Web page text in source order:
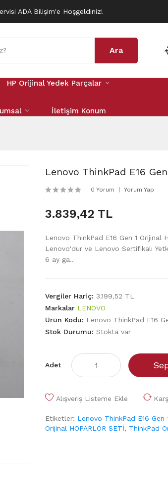
ADA Bilişim'e Hoşgeldiniz!
Ara
HP Orijinal Yedek Parçalar
İletişim Konum
Lenovo ThinkPad E16
0 Yorum Yorum Yap
3.839,42 TL
Lenovo ThinkPad E16 Gen 1 Orijinal
Lenovo'dur ve Lenovo Sertifikalı
6 ay ga..
Vergiler Hariç: 3.199,52 TL
Markalar LENOVO
Ürün Kodu: Lenovo ThinkPad E16
Stok Durumu: Stokta var
Adet
Alışveriş Listeme Ekle
Etiketler: Lenovo ThinkPad E16 Gen
Orijinal HOPARLÖR SETİ, ThinkPad